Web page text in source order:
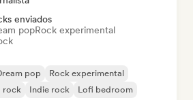
enviados
popRock experimental
pop
Rock experimental
rock Indie rock
Lofi bedroom